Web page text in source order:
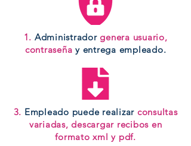
1. Administrador genera usuario,
contraseña y entrega empleado.
3. Empleado puede realizar consultas
variadas, descargar recibos en
formato xml y pdf.